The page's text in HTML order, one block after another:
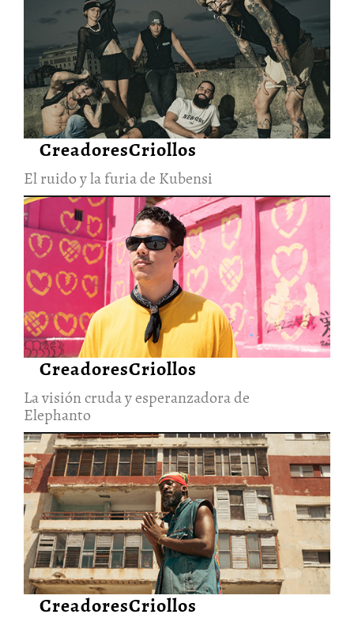
El ruido y la furia de Kubensi
28/Jun/2026
CreadoresCriollos
El ruido y la furia de Kubensi
La visión cruda y
esperanzadora de Elephanto
28/Jun/2026
CreadoresCriollos
La visión cruda y esperanzadora de
Elephanto
El rap de Brebaje Man quiere
sanar su alma y el de una isla
27/Jun/2026
CreadoresCriollos